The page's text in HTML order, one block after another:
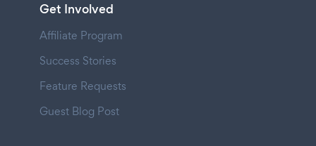
Get Involved
Affiliate Program
Success Stories
Feature Requests
Guest Blog Post